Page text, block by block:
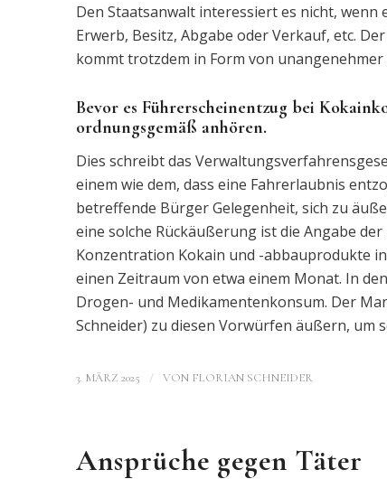
Den Staatsanwalt interessiert es nicht,
Erwerb, Besitz, Abgabe oder Verkauf, etc.
kommt trotzdem in Form von
Bevor es Führerscheinentzug bei
ordnungsgemäß anhören.
Dies schreibt das
einem wie dem, dass eine Fahrerlaubnis
betreffende Bürger Gelegenheit, sich zu
eine solche Rückäußerung ist die Angabe
Konzentration Kokain und -abbauprodukte
einen Zeitraum von etwa einem Monat. In
Drogen- und Medikamentenkonsum. Der
Schneider) zu diesen Vorwürfen äußern, um
3. MÄRZ 2025 / VON FLORIAN SCHNEIDER
Ansprüche gegen Täter